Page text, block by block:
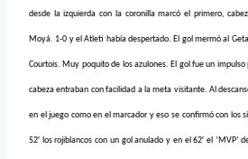
desde la izquierda con la coronilla marcó el primero,
Moyá. 1-0 y el Atleti había despertado. El gol mermó al
Courtois. Muy poquito de los azulones. El gol fue un
cabeza entraban con facilidad a la meta visitante. Al
en el juego como en el marcador y eso se confirmó con los
52′ los rojiblancos con un gol anulado y en el 62′ el ‘MVP’